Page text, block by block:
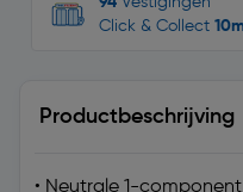
Click & Collect
Productbeschrijving
• Neutrale 1-